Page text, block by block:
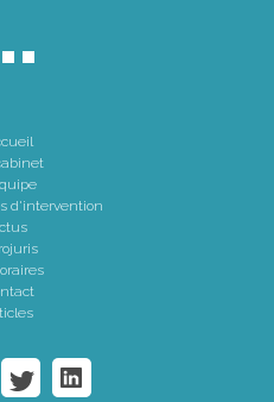
d'intervention